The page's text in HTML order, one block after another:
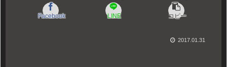
Facebook LINE コピー
2017.01.31